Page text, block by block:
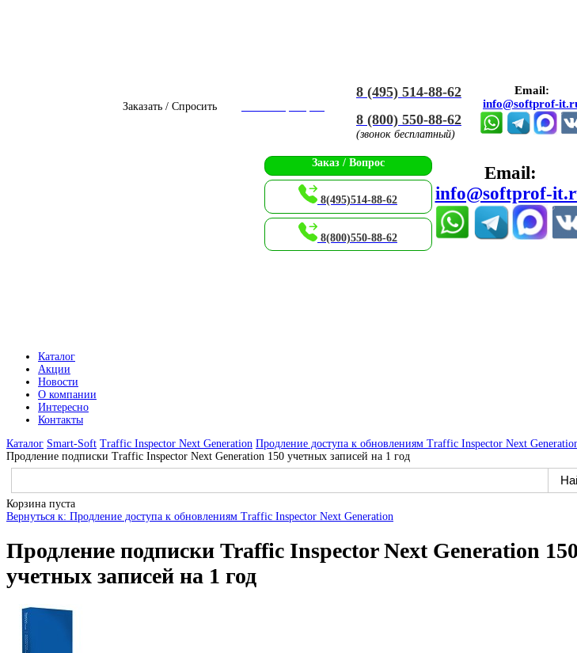
Заказать / Спросить
8 (495) 514-88-62
8 (800) 550-88-62
(звонок бесплатный)
Email:
info@softprof-
Заказ / Вопрос
8(495)514-88-62
8(800)550-88-62
Email:
info@softprof-
Каталог
Акции
Новости
О компании
Интересно
Контакты
Каталог Smart-Soft Traffic Inspector Next Generation Продление доступа к обновлениям Traffic Inspector Next
Продление подписки Traffic Inspector Next Generation 150 учетных записей на 1 год
Корзина пуста
Вернуться к: Продление доступа к обновлениям Traffic Inspector Next Generation
Продление подписки Traffic Inspector Next Generation 150
учетных записей на 1 год